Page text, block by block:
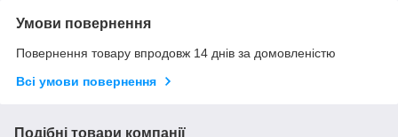
Умови повернення
Повернення товару впродовж 14 днів за домовленістю
Всі умови повернення
Подібні товари компанії